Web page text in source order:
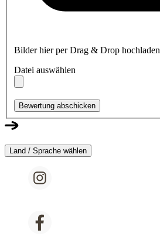
Bilder hier per Drag & Drop hochladen
Datei auswählen
Bewertung abschicken
Land / Sprache wählen